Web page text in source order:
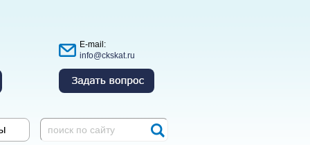
E-mail:
info@ckskat.ru